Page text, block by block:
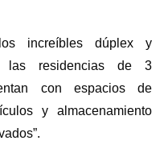
increíbles dúplex y
las residencias de 3
con espacios de
y almacenamiento